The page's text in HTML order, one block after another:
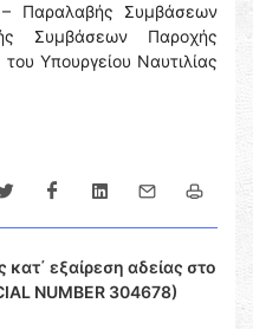
– Παραλαβής Συμβάσεων
Συμβάσεων Παροχής
Υπουργείου Ναυτιλίας
εξαίρεση αδείας στο
NUMBER 304678)